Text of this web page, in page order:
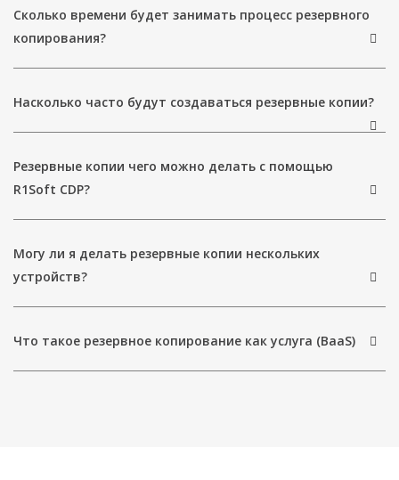
Сколько времени будет занимать процесс резервного
копирования?
Насколько часто будут создаваться резервные копии?
Резервные копии чего можно делать с помощью
R1Soft CDP?
Могу ли я делать резервные копии нескольких
устройств?
Что такое резервное копирование как услуга (BaaS)